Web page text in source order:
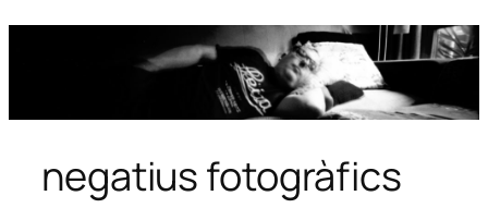
negatius fotogràfics